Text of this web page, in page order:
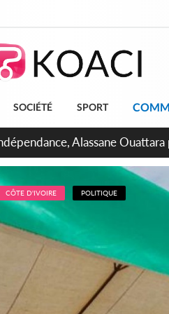
SOCIÉTÉ SPORT
Bah admire le modèle
CÔTE D'IVOIRE POLITIQUE